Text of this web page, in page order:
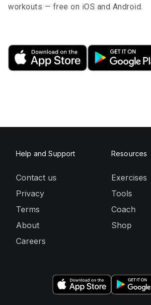
workouts — free on iOS and Android.
Help and Support
Contact us
Privacy
Terms
About
Careers
Resources
Exercises
Tools
Coach
Shop